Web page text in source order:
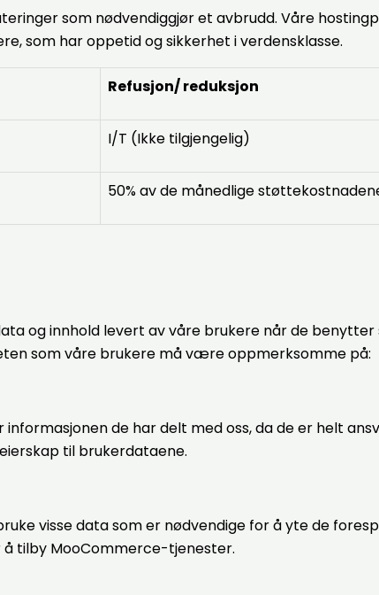
som nødvendiggjør et avbrudd. Våre
som har oppetid og sikkerhet i verdensklasse.
Refusjon/ reduksjon
I/T (Ikke tilgjengelig)
50% av de månedlige
og innhold levert av våre brukere når de
som våre brukere må være oppmerksomme på:
de har delt med oss, da de er helt
til brukerdataene.
visse data som er nødvendige for å yte de
tilby MooCommerce-tjenester.